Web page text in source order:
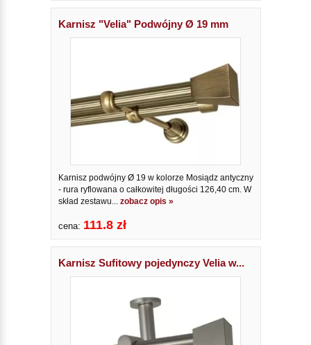
Karnisz "Velia" Podwójny Ø 19 mm
Karnisz podwójny Ø 19 w kolorze Mosiądz antyczny
- rura ryflowana o całkowitej długości 126,40 cm. W
skład zestawu... zobacz opis »
cena: 111.8 zł
Karnisz Sufitowy pojedynczy Velia w...